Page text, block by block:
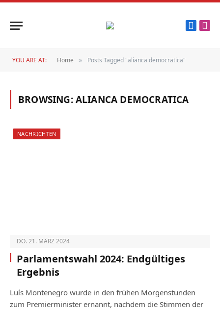
YOU ARE AT: Home » Posts Tagged "alianca democratica"
BROWSING:ALIANCA DEMOCRATICA
NACHRICHTEN
DO. 21. MÄRZ 2024
Parlamentswahl 2024: Endgültiges
Ergebnis
Luís Montenegro wurde in den frühen Morgenstunden
zum Premierminister ernannt, nachdem die Stimmen der